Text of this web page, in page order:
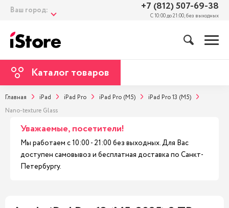
Ваш город: +7 (812) 507-69-38
С 10:00 до 21:00, без выходных
Каталог товаров
Главная iPad iPad Pro iPad Pro (M5)
iPad Pro 13 (M5)
Nano-texture Glass
Уважаемые, посетители!
Мы работаем с 10:00 - 21:00 без выходных. Для Вас
доступен самовывоз и бесплатная доставка по Санкт-
Петербургу.